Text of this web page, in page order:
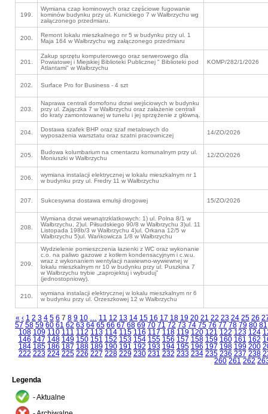
199.
Wymiana czap kominowych oraz częściowe fugowanie
kominów budynku przy ul. Kunickiego 7 w Wałbrzychu wg
załączonego przedmiaru.
200.
Remont lokalu mieszkalnego nr 5 w budynku przy ul. 1
Maja 164 w Wałbrzychu wg załączonego przedmiaru
201.
Zakup sprzętu komputerowego oraz serwerowego dla
Powiatowej i Miejskiej Biblioteki Publicznej " Biblioteki pod
Atlantami" w Wałbrzychu
KOMP/282/1/2026
202. Surface Pro for Business - 4 szt
203.
Naprawa centrali domofonu drzwi wejściowych w budynku
przy ul. Zajączka 7 w Wałbrzychu oraz załażenie centrali
do kraty zamontowanej w tunelu i jej sprzężenie z główną.
204.
Dostawa szafek BHP oraz szaf metalowych do
wyposażenia warsztatu oraz szatni pracowniczej
14/ZO/2026
205.
Budowa kolumbarium na cmentarzu komunalnym przy ul.
Moniuszki w Wałbrzychu
12/ZO/2026
206.
wymiana instalacji elektrycznej w lokalu mieszkalnym nr 1
w budynku przy ul. Fredry 11 w Wałbrzychu
207. Sukcesywna dostawa emulsji drogowej 15/ZO/2026
208.
Wymiana drzwi wewnątrzklatkowych: 1) ul. Polna 8/1 w
Wałbrzychu, 2)ul. Piłsudskiego 90/8 w Wałbrzychu 3)ul. 11
Listopada 198b/3 w Wałbrzychu 4)ul. Orkana 12/5 w
Wałbrzychu 5)ul. Wańkowicza 1/8 w Wałbrzychu
209.
Wydzielenie pomieszczenia łazienki z WC oraz wykonanie
c.o. na paliwo gazowe z kotłem kondensacyjnym i c.w.u.
wraz z wykonaniem wentylacji nawiewno-wywiewnej w
lokalu mieszkalnym nr 10 w budynku przy ul. Puszkina 7
w Wałbrzychu trybie „zaprojektuj i wybuduj”
(jednostopniowy).
210.
wymiana instalacji elektrycznej w lokalu mieszkalnym nr 6
w budynku przy ul. Orzeszkowej 12 w Wałbrzychu
« ‹ 1 2 3 4 5 6 7 8 9 10 … 11 12 13 14 15 16 17 18 19 20 21 22 23 24 25 26
57 58 59 60 61 62 63 64 65 66 67 68 69 70 71 72 73 74 75 76 77 78 79 80 81
108 109 110 111 112 113 114 115 116 117 118 119 120 121 122 123 124
146 147 148 149 150 151 152 153 154 155 156 157 158 159 160 161 162
184 185 186 187 188 189 190 191 192 193 194 195 196 197 198 199 200
222 223 224 225 226 227 228 229 230 231 232 233 234 235 236 237 238
260 261 262
Legenda
- Aktualne